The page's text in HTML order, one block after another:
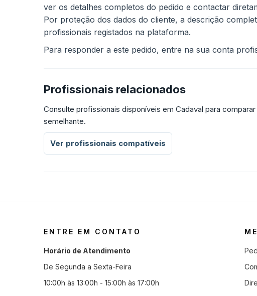
ver os detalhes completos do pedido e contactar
Por proteção dos dados do cliente, a descrição
profissionais registados na plataforma.
Para responder a este pedido, entre na sua conta
Profissionais relacionados
Consulte profissionais disponíveis em Cadaval para
semelhante.
Ver profissionais compatíveis
ENTRE EM CONTATO
Horário de Atendimento
De Segunda a Sexta-Feira
10:00h às 13:00h - 15:00h às 17:00h